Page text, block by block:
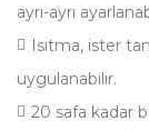
ayrı-ayrı
Isıtma, ister
uygulanabilir.
20 safa kadar